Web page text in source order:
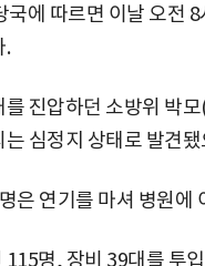
국에 따르면 이날 오전
.
를 진압하던 소방위 박
는 심정지 상태로 발견
은 연기를 마셔 병원에
115명, 장비 39대를 투